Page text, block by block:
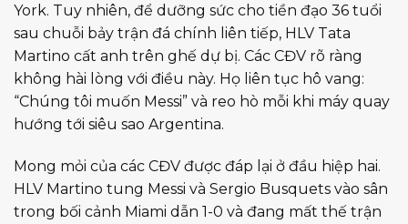
York. Tuy nhiên, để dưỡng sức cho tiền đạo 36 tuổi
sau chuỗi bảy trận đá chính liên tiếp, HLV Tata
Martino cất anh trên ghế dự bị. Các CĐV rõ ràng
không hài lòng với điều này. Họ liên tục hô vang:
“Chúng tôi muốn Messi” và reo hò mỗi khi máy quay
hướng tới siêu sao Argentina.
Mong mỏi của các CĐV được đáp lại ở đầu hiệp hai.
HLV Martino tung Messi và Sergio Busquets vào sân
trong bối cảnh Miami dẫn 1-0 và đang mất thế trận